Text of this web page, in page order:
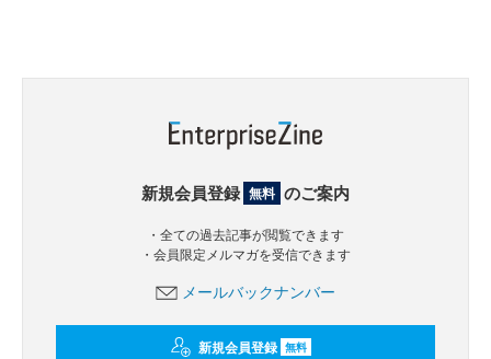
新規会員登録 無料 のご案内
・全ての過去記事が閲覧できます
・会員限定メルマガを受信できます
メールバックナンバー
新規会員登録 無料